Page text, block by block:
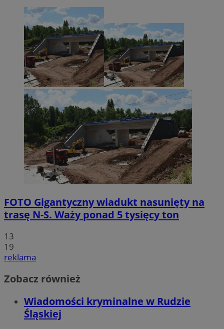
FOTO Gigantyczny wiadukt nasunięty na
trasę N-S. Waży ponad 5 tysięcy ton
13
19
reklama
Zobacz również
Wiadomości kryminalne w Rudzie
Śląskiej